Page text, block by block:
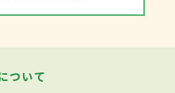
ついて